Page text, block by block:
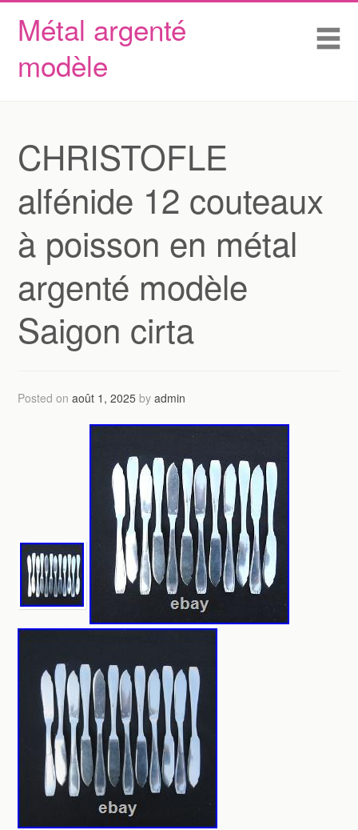
Métal argenté
modèle
Skip to content
Accueil
Conditions d’utilisation
CHRISTOFLE
alfénide 12 couteaux
à poisson en métal
argenté modèle
Saigon cirta
Posted onaoût 1, 2025 byadmin